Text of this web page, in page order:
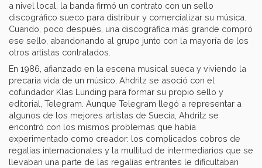
a nivel local, la banda firmó un contrato con un sello
discográfico sueco para distribuir y comercializar su música.
Cuando, poco después, una discográfica más grande compró
ese sello, abandonando al grupo junto con la mayoría de los
otros artistas contratados.
En 1986, afianzado en la escena musical sueca y viviendo la
precaria vida de un músico, Ahdritz se asoció con el
cofundador Klas Lunding para formar su propio sello y
editorial, Telegram. Aunque Telegram llegó a representar a
algunos de los mejores artistas de Suecia, Ahdritz se
encontró con los mismos problemas que había
experimentado como creador: los complicados cobros de
regalías internacionales y la multitud de intermediarios que se
llevaban una parte de las regalías entrantes le dificultaban